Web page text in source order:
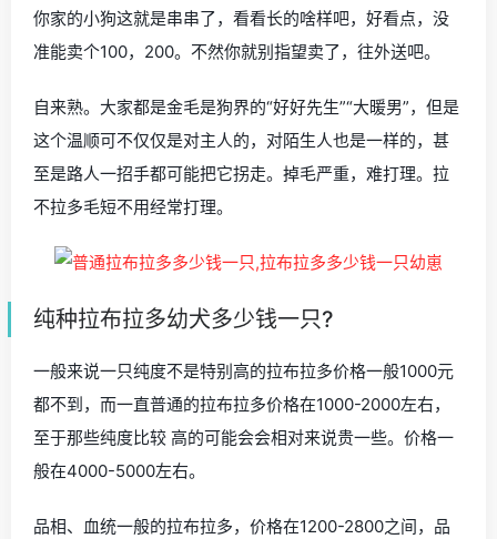
你家的小狗这就是串串了，看看长的啥样吧，好看点，没
准能卖个100，200。不然你就别指望卖了，往外送吧。
自来熟。大家都是金毛是狗界的“好好先生”“大暖男”，但是
这个温顺可不仅仅是对主人的，对陌生人也是一样的，甚
至是路人一招手都可能把它拐走。掉毛严重，难打理。拉
不拉多毛短不用经常打理。
纯种拉布拉多幼犬多少钱一只?
一般来说一只纯度不是特别高的拉布拉多价格一般1000元
都不到，而一直普通的拉布拉多价格在1000-2000左右，
至于那些纯度比较 高的可能会会相对来说贵一些。价格一
般在4000-5000左右。
品相、血统一般的拉布拉多，价格在1200-2800之间，品